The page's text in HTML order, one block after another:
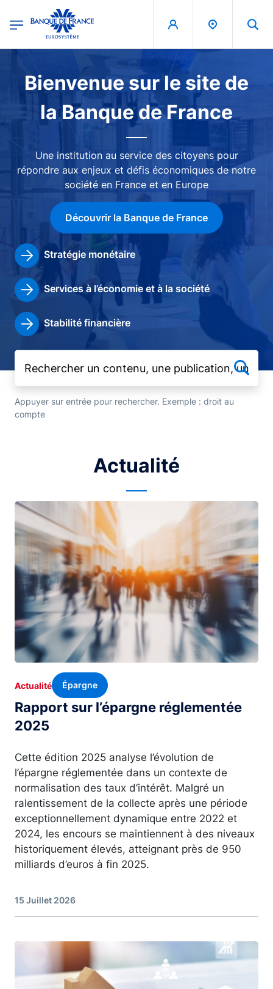
Banque de France - Menu Principal
Bienvenue sur le site de
la Banque de France
Une institution au service des citoyens pour
répondre aux enjeux et défis économiques de notre
société en France et en Europe
Découvrir la Banque de France
Stratégie monétaire
Services à l’économie et à la société
Stabilité financière
Appuyer sur entrée pour rechercher. Exemple : droit au
compte
Actualité
Image
Rapport sur l’épargne réglementée
2025
Actualité Épargne
Cette édition 2025 analyse l’évolution de
l’épargne réglementée dans un contexte de
normalisation des taux d’intérêt. Malgré un
ralentissement de la collecte après une période
exceptionnellement dynamique entre 2022 et
2024, les encours se maintiennent à des niveaux
historiquement élevés, atteignant près de 950
milliards d’euros à fin 2025.
15 Juillet 2026